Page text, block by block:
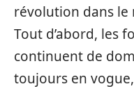
révolution dans le
Tout d’abord, les
continuent de
toujours en